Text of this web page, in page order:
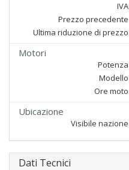
IVA
Prezzo precedente
Ultima riduzione di prezzo
Motori
Potenza
Modello
Ore moto
Ubicazione
Visibile nazione
Dati Tecnici